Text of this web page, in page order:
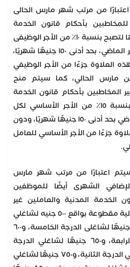
من مرتب شهر مارس الحالى
بأحكام قانون الخدمة
المدنية التى تمت زيادتها لتصبح بنسبة ١٠٪ من الأجر الوظيفى
لكل منهم فى ٢٩ فبراير الماضي، بحد أدنى ١٥٠ جنيهًا شهريًا،
العلاوة جزءًا من الأجر الوظيفي
مارس الحالي، كما سيتم منح
المخاطبين بأحكام قانون الخدمة
المدنية، علاوة خاصة بنسبة ١٥٪ من الأجر الأساسي لكل
منهم فى ٢٩ فبراير الماضي بحد أدنى ١٥٠ جنيهًا شهريًا، ودون
جزءًا من الأجر الأساسي للعامل
اعتبارًا من مرتب شهر مارس
الإضافي الشهرى أيضًا للموظفين
الخدمة المدنية والعاملين غير
المخاطبين به، بفئات مالية مقطوعة بواقع ٥٠٠ جنيه لشاغلي
الدرجة السادسة، و٥٥٠ جنيهًا لشاغلى الدرجة الخامسة، و٦٠٠
جنيه لشاغلى الدرجة الرابعة، و٦٥٠ جنيهًا لشاغلي الدرجة
الثالثة، و٧٠٠ جنيه لشاغلي الدرجة الثانية، و٧٥٠ جنيهًا لشاغلي